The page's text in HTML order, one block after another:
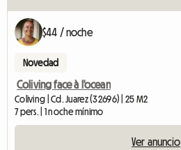
$44 / noche
Novedad
Coliving face à l'ocean
Coliving | Cd. Juarez (32696) | 25 M2
7 pers. | 1 noche mínimo
Ver anuncio